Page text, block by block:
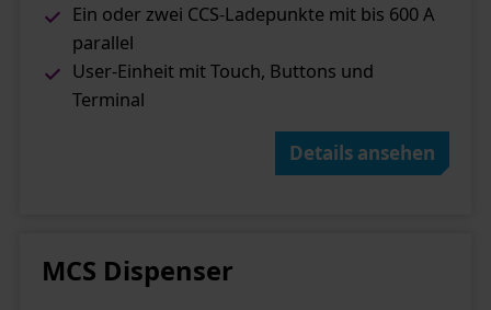
Ein oder zwei CCS-Ladepunkte mit bis 600 A
parallel
User-Einheit mit Touch, Buttons und
Terminal
Details ansehen
MCS Dispenser